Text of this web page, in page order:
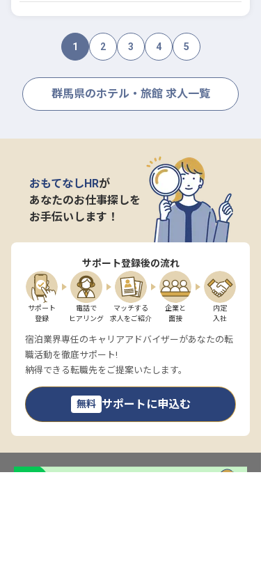
1 2 3 4 5
群馬県のホテル・旅館 求人一覧
おもてなしHRが
あなたのお仕事探しを
お手伝いします！
サポート登録後の流れ
サポート
登録
電話で
ヒアリング
マッチする
求人をご紹介
企業と
面接
内定
入社
宿泊業界専任のキャリアアドバイザーがあなたの転
職活動を徹底サポート!
納得できる転職先をご提案いたします。
無料 サポートに申込む